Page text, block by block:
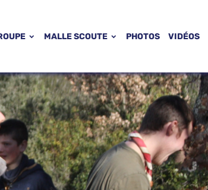
MALLE SCOUTE PHOTOS VIDÉOS